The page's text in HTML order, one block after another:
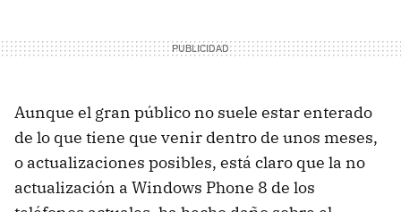
Aunque el gran público no suele estar enterado
de lo que tiene que venir dentro de unos meses,
o actualizaciones posibles, está claro que la no
actualización a Windows Phone 8 de los